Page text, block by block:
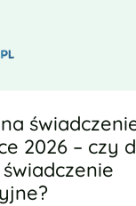
2026 – czy